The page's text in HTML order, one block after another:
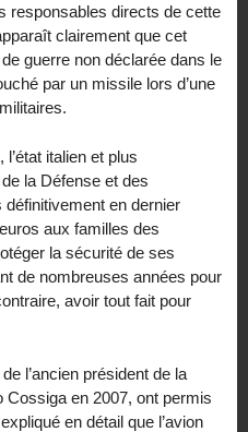
responsables directs de cette
clairement que cet
guerre non déclarée dans le
par un missile lors d’une
italien et plus
la Défense et des
en dernier
aux familles des
la sécurité de ses
de nombreuses années pour
avoir tout fait pour
l’ancien président de la
Cossiga en 2007, ont permis
en détail que l’avion